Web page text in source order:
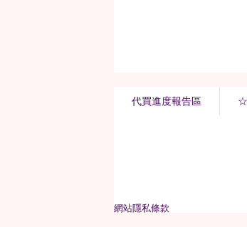
代買進度報告區 ☆
網站隱私條款